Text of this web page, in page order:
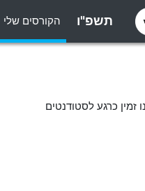
תשפ"ו הקורסים שלי
זמין כרגע לסטודנטים